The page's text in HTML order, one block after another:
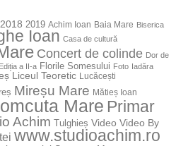
2018 2019 Achim Ioan Baia Mare Biserica
Ioan Casa de cultură
Concert de colinde Dor de
Ediția a II-a Florile Somesului Foto Iadăra
Liceul Teoretic Lucăcești
Mireșu Mare Mătieș Ioan
Mare Primar
Achim Tulghieș Video Video By
www.studioachim.ro